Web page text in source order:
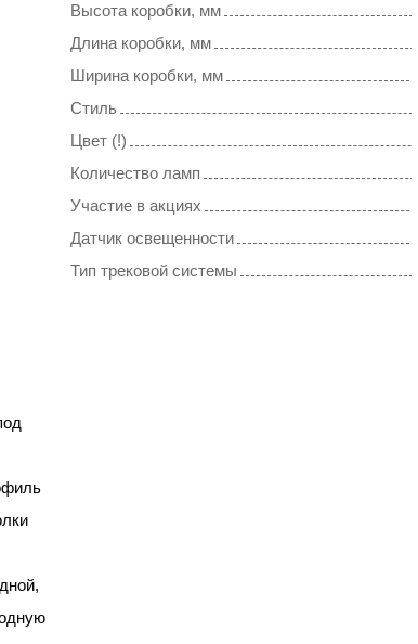
Высота коробки, мм
Длина коробки, мм
Ширина коробки, мм
Стиль
Цвет (!)
Количество ламп
Участие в акциях
Датчик освещенности
Тип трековой системы